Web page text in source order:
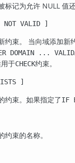
标记为允许 NULL 值
VALID ]
约束。 当向域添加
DOMAIN ...
于CHECK约束。
]
约束。如果指定了IF
束的名称。